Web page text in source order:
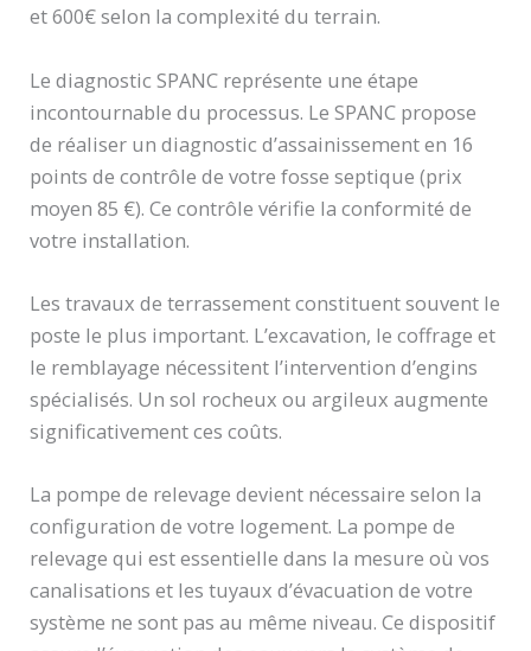
et 600€ selon la complexité du terrain.
Le diagnostic SPANC représente une étape
incontournable du processus. Le SPANC propose
de réaliser un diagnostic d’assainissement en 16
points de contrôle de votre fosse septique (prix
moyen 85 €). Ce contrôle vérifie la conformité de
votre installation.
Les travaux de terrassement constituent souvent le
poste le plus important. L’excavation, le coffrage et
le remblayage nécessitent l’intervention d’engins
spécialisés. Un sol rocheux ou argileux augmente
significativement ces coûts.
La pompe de relevage devient nécessaire selon la
configuration de votre logement. La pompe de
relevage qui est essentielle dans la mesure où vos
canalisations et les tuyaux d’évacuation de votre
système ne sont pas au même niveau. Ce dispositif